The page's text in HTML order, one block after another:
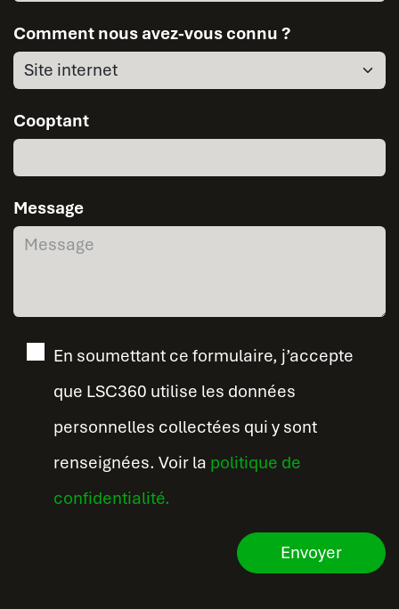
Comment nous avez-vous connu ?
Cooptant
Message
En soumettant ce formulaire, j’accepte
que LSC360 utilise les données
personnelles collectées qui y sont
renseignées. Voir la politique de
confidentialité.
Envoyer